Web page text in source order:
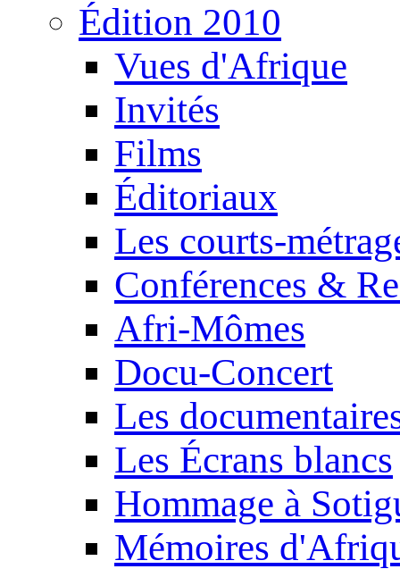
Édition 2010
Vues d'Afrique
Invités
Films
Éditoriaux
Les courts-
Conférences &
Afri-Mômes
Docu-Concert
Les
Les Écrans blancs
Hommage à
Mémoires